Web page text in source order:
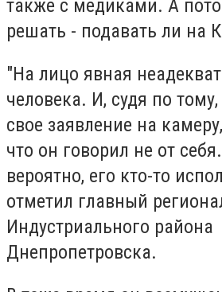
также с медиками. А
решать - подавать ли на
"На лицо явная
человека. И, судя по
свое заявление на
что он говорил не от
вероятно, его кто-то
отметил главный
Индустриального района
Днепропетровска.